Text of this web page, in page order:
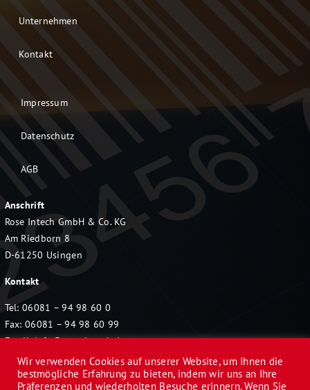
Unternehmen
Kontakt
Impressum
Datenschutz
AGB
Anschrift
Rose Intech GmbH & Co. KG
Am Riedborn 8
D-61250 Usingen
Kontakt
Tel: 06081 – 94 98 60 0
Fax: 06081 – 94 98 60 99
Email:info@rose-intech.de
Wir verwenden Cookies auf unserer Website, um Ihnen die
bestmögliche Erfahrung zu bieten, indem wir uns an Ihre
Präferenzen und wiederholten Besuche erinnern. Wenn Sie